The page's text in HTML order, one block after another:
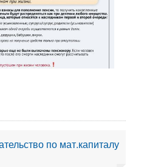
по мат.капиталу